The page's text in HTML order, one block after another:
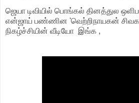
ஜெயா டிவியில் பொங்கல் தினத்துல
என்ஜாய் பண்ணின 'வெற்றிநாயகன்
நிகழ்ச்சியின் வீடியோ இங்க ,